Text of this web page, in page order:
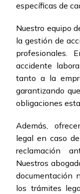
específicas de
Nuestro equipo
la gestión de
profesionales.
accidente
tanto a la
garantizando
obligaciones
Además,
legal en caso
reclamación
Nuestros
documentación
los trámites